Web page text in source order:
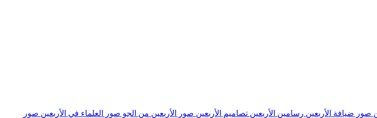
صور ضيافة الأربعين رسامين الأربعين تصاميم الأربعين صور الأربعين من الجو صور العلماء في الأربعين صور